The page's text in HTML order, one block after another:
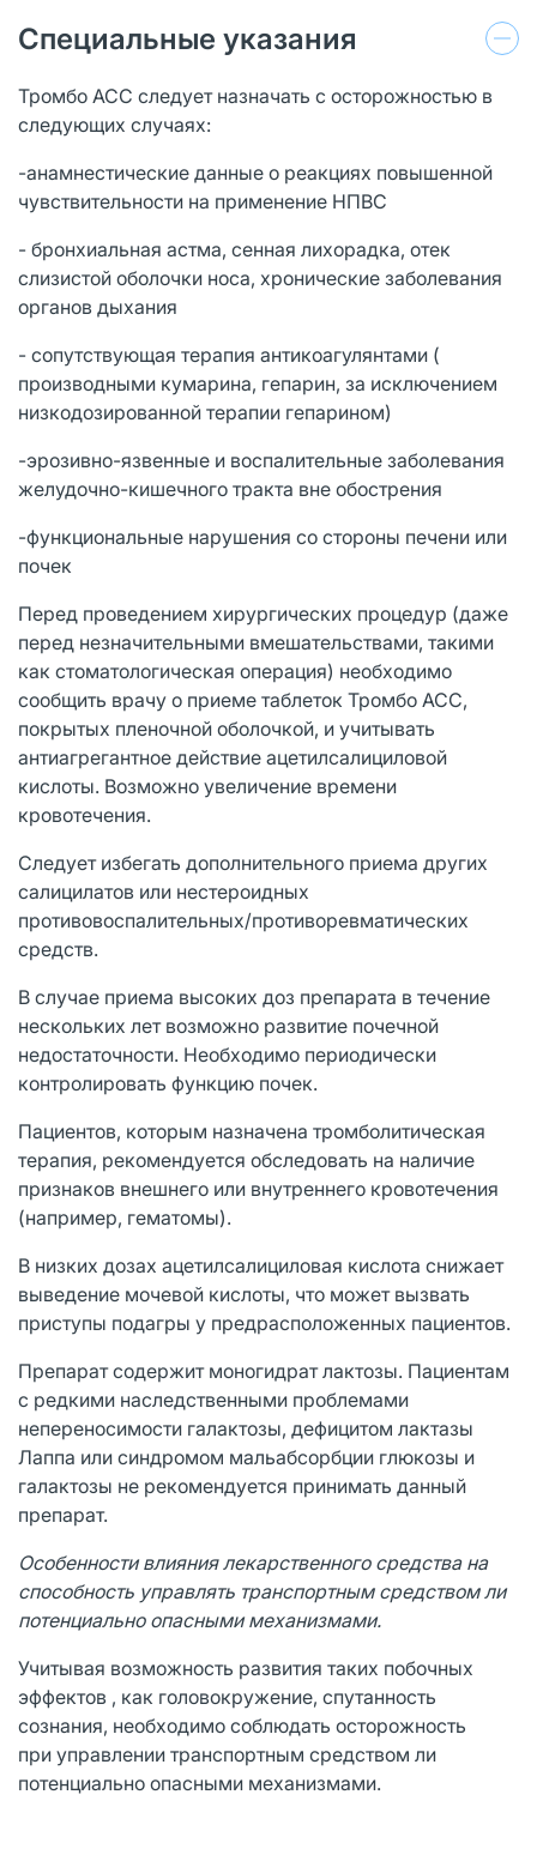
Специальные указания
Тромбо АСС следует назначать с осторожностью в
следующих случаях:
-анамнестические данные о реакциях повышенной
чувствительности на применение НПВС
- бронхиальная астма, сенная лихорадка, отек
слизистой оболочки носа, хронические заболевания
органов дыхания
- сопутствующая терапия антикоагулянтами (
производными кумарина, гепарин, за исключением
низкодозированной терапии гепарином)
-эрозивно-язвенные и воспалительные заболевания
желудочно-кишечного тракта вне обострения
-функциональные нарушения со стороны печени или
почек
Перед проведением хирургических процедур (даже
перед незначительными вмешательствами, такими
как стоматологическая операция) необходимо
сообщить врачу о приеме таблеток Тромбо АСС,
покрытых пленочной оболочкой, и учитывать
антиагрегантное действие ацетилсалициловой
кислоты. Возможно увеличение времени
кровотечения.
Следует избегать дополнительного приема других
салицилатов или нестероидных
противовоспалительных/противоревматических
средств.
В случае приема высоких доз препарата в течение
нескольких лет возможно развитие почечной
недостаточности. Необходимо периодически
контролировать функцию почек.
Пациентов, которым назначена тромболитическая
терапия, рекомендуется обследовать на наличие
признаков внешнего или внутреннего кровотечения
(например, гематомы).
В низких дозах ацетилсалициловая кислота снижает
выведение мочевой кислоты, что может вызвать
приступы подагры у предрасположенных пациентов.
Препарат содержит моногидрат лактозы. Пациентам
с редкими наследственными проблемами
непереносимости галактозы, дефицитом лактазы
Лаппа или синдромом мальабсорбции глюкозы и
галактозы не рекомендуется принимать данный
препарат.
Особенности влияния лекарственного средства на
способность управлять транспортным средством ли
потенциально опасными механизмами.
Учитывая возможность развития таких побочных
эффектов , как головокружение, спутанность
сознания, необходимо соблюдать осторожность
при управлении транспортным средством ли
потенциально опасными механизмами.